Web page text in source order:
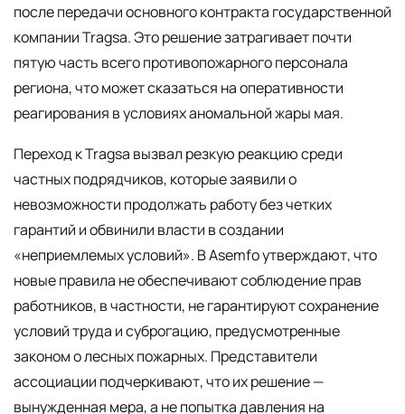
после передачи основного контракта государственной
компании Tragsa. Это решение затрагивает почти
пятую часть всего противопожарного персонала
региона, что может сказаться на оперативности
реагирования в условиях аномальной жары мая.
Переход к Tragsa вызвал резкую реакцию среди
частных подрядчиков, которые заявили о
невозможности продолжать работу без четких
гарантий и обвинили власти в создании
«неприемлемых условий». В Asemfo утверждают, что
новые правила не обеспечивают соблюдение прав
работников, в частности, не гарантируют сохранение
условий труда и суброгацию, предусмотренные
законом о лесных пожарных. Представители
ассоциации подчеркивают, что их решение —
вынужденная мера, а не попытка давления на